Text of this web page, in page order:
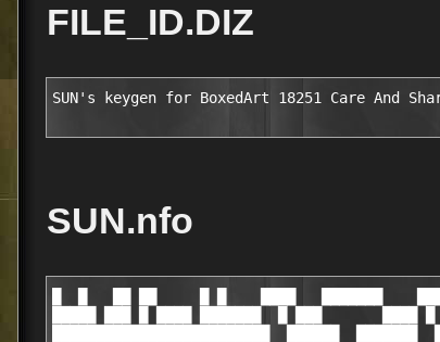
FILE_ID.DIZ
SUN's keygen for BoxedArt 18251 Care And
SUN.nfo